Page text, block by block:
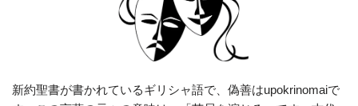
新約聖書が書かれているギリシャ語で、偽善はupokrinomaiで